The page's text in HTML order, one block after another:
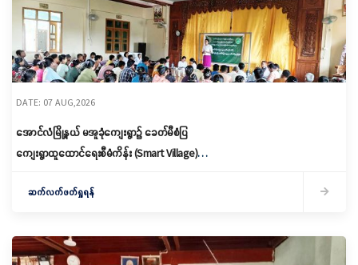
DATE: 07 AUG,2026
အောင်လံမြို့နယ် မအူခုံကျေးရွာ၌ ခေတ်မီစံပြ
ကျေးရွာထူထောင်ရေးစီမံကိန်း (Smart Village)
ဆက်လက်ဖတ်ရှုရန်